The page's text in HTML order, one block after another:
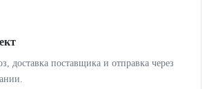
доставка поставщика и отправка через